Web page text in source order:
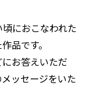
におこなわれた
品です。
お答えいただ
ッセージをいた